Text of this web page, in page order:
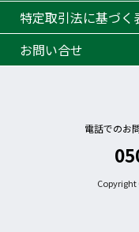
特定取引法に基づく
お問い合せ
電話でのお
Copyright